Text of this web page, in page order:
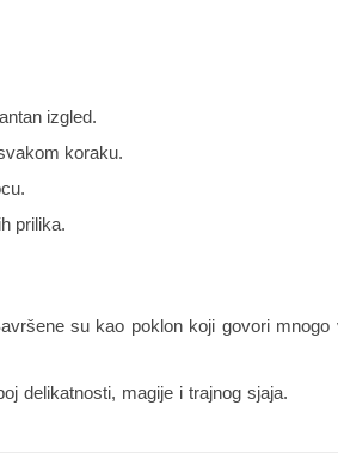
izgled.
koraku.
prilika.
su kao poklon koji govori mnogo
delikatnosti, magije i trajnog sjaja.